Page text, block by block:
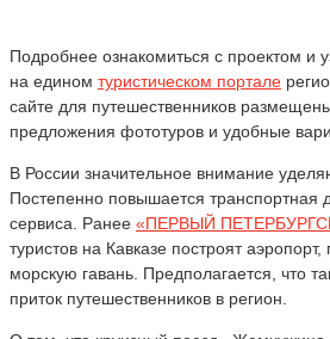
Подробнее ознакомиться с проектом и
на едином туристическом портале
сайте для путешественников
предложения фототуров и удобные
В России значительное внимание
Постепенно повышается транспортная
сервиса. Ранее «ПЕРВЫЙ
туристов на Кавказе построят
морскую гавань. Предполагается, что
приток путешественников в регион.